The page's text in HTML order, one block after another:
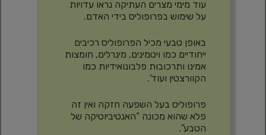
עוד מימי מצרים העתיקה נראו עדויות
על שימוש בפרופוליס בידי האדם.
באופן טבעי מכיל הפרופוליס רכיבים
ייחודיים כמו ויטמינים, מינרלים, חומצות
אמינו ותרכובות פלבונואידיות כמו
הקוורצטין ועוד’.
פרופוליס בעל השפעה חזקה ואין זה
פלא שהוא מכונה “האנטיביוטיקה של
הטבע”.